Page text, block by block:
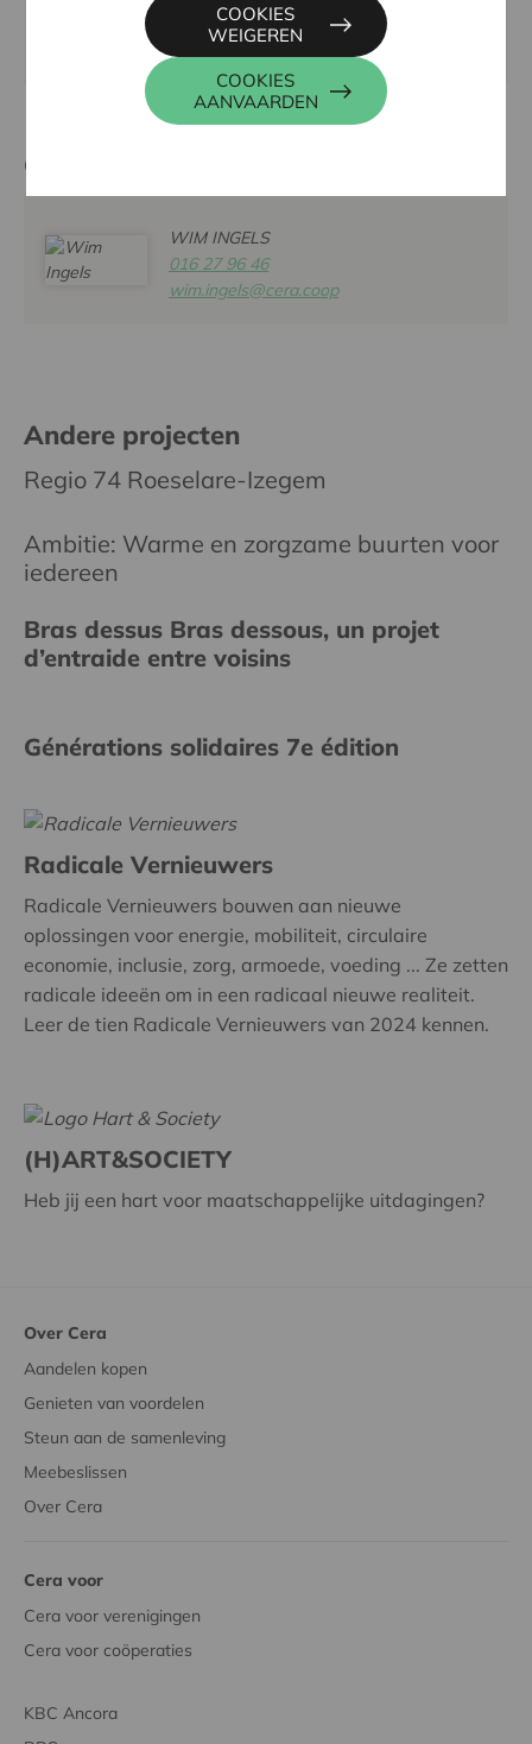
051622200
https://www.h-hart.be
Contactpersoon
WIM INGELS
016 27 96 46
wim.ingels@cera.coop
Andere projecten
Regio 74 Roeselare-Izegem
Ambitie: Warme en zorgzame buurten voor
iedereen
Bras dessus Bras dessous, un projet
d’entraide entre voisins
Générations solidaires 7e édition
Radicale Vernieuwers
Radicale Vernieuwers bouwen aan nieuwe
oplossingen voor energie, mobiliteit, circulaire
economie, inclusie, zorg, armoede, voeding ... Ze zetten
radicale ideeën om in een radicaal nieuwe realiteit.
Leer de tien Radicale Vernieuwers van 2024 kennen.
(H)ART&SOCIETY
Heb jij een hart voor maatschappelijke uitdagingen?
Over Cera
Aandelen kopen
Genieten van voordelen
Steun aan de samenleving
Meebeslissen
Over Cera
Cera voor
Cera voor verenigingen
Cera voor coöperaties
KBC Ancora
COOKIES
AANVAARDEN
COOKIES
WEIGEREN